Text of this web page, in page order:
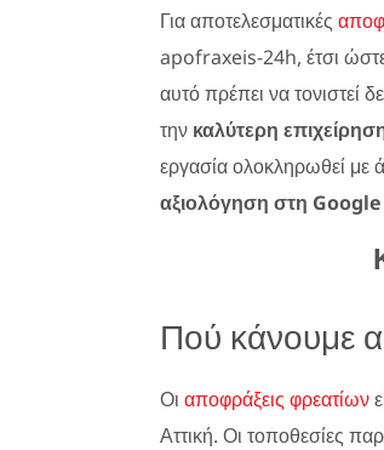
Για αποτελεσματικές
apofraxeis-24h, έτσι ώστε
αυτό πρέπει να τονιστεί
την καλύτερη
εργασία ολοκληρωθεί με
αξιολόγηση στη Google
Πού κάνουμε
Οι αποφράξεις φρεατίων
Αττική. Οι τοποθεσίες